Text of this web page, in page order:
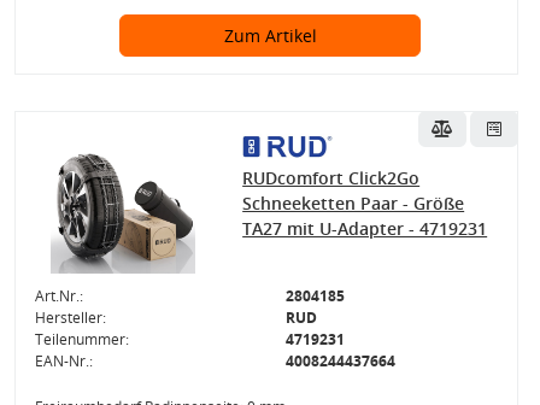
Zum Artikel
RUDcomfort Click2Go
Schneeketten Paar - Größe
TA27 mit U-Adapter - 4719231
Art.Nr.:
2804185
Hersteller:
RUD
Teilenummer:
4719231
EAN-Nr.:
4008244437664